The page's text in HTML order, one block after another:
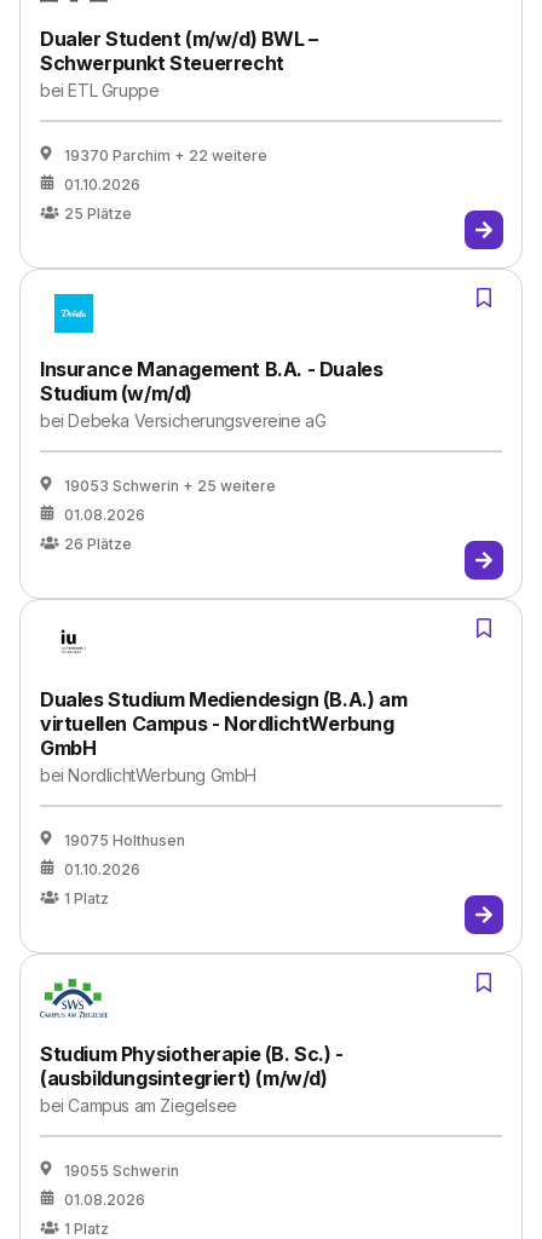
Dualer Student (m/w/d) BWL –
Schwerpunkt Steuerrecht
beiETL Gruppe
19370 Parchim + 22 weitere
01.10.2026
25 Plätze
Insurance Management B.A. - Duales
Studium (w/m/d)
beiDebeka Versicherungsvereine aG
19053 Schwerin + 25 weitere
01.08.2026
26 Plätze
Duales Studium Mediendesign (B.A.) am
virtuellen Campus - NordlichtWerbung
GmbH
beiNordlichtWerbung GmbH
19075 Holthusen
01.10.2026
1 Platz
Studium Physiotherapie (B. Sc.) -
(ausbildungsintegriert) (m/w/d)
beiCampus am Ziegelsee
19055 Schwerin
01.08.2026
1 Platz